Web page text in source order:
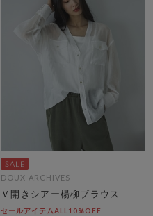
DOUX ARCHIVES
Ｖ開きシアー楊柳ブラウス
セールアイテムALL10%OFF